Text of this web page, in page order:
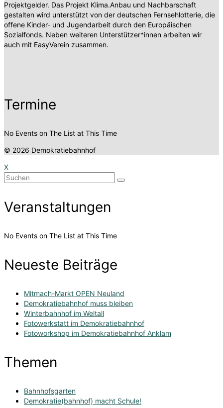
Projektgelder. Das Projekt Klima.Anbau und Nachbarschaft
gestalten wird unterstützt von der deutschen Fernsehlotterie, die
offene Kinder- und Jugendarbeit durch den Europäischen
Sozialfonds. Neben weiteren Unterstützer*innen arbeiten wir
auch mit EasyVerein zusammen.
Termine
No Events on The List at This Time
© 2026 Demokratiebahnhof
X
Suchen
Veranstaltungen
No Events on The List at This Time
Neueste Beiträge
Mitmach-Markt OPEN Neuland
Demokratiebahnhof muss bleiben
Winterbahnhof im Weltall
Fotowerkstatt im Demokratiebahnhof
Fotoworkshop im Demokratiebahnhof Anklam
Themen
Bahnhofsgarten
Demokratie(bahnhof) macht Schule!